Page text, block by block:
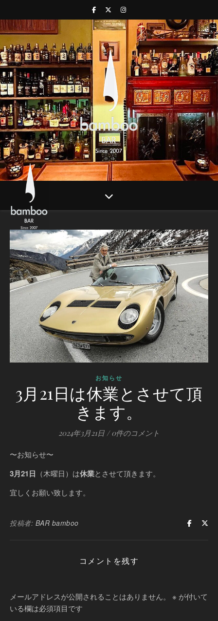
お知らせ
3月21日は休業とさせて頂
きます。
2024年3月21日 / 0件のコメント
〜お知らせ〜
3月21日 （木曜日）は休業とさせて頂きます。
宜しくお願い致します。
投稿者: BAR bamboo
コメントを残す
メールアドレスが公開されることはありません。 ※ が付いて
いる欄は必須項目です